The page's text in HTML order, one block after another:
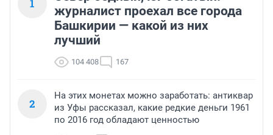
1
журналист проехал все города
Башкирии — какой из них
лучший
104 408 167
2
На этих монетах можно заработать: антиквар
из Уфы рассказал, какие редкие деньги 1961
по 2016 год обладают ценностью